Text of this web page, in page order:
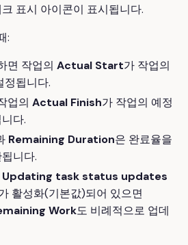
표시 아이콘이 표시됩니다.
:
면 작업의 Actual Start가 작업의
정됩니다.
업의 Actual Finish가 작업의 예정
다.
Remaining Duration은 완료율을
니다.
Updating task status updates
활성화(기본값)되어 있으면
Work도 비례적으로 업데